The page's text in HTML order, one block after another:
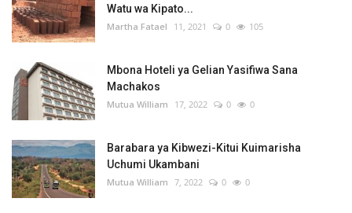
Watu wa Kipato...
Martha Fatael 11, 2021 0 105
Mbona Hoteli ya Gelian Yasifiwa Sana
Machakos
Mutua William 17, 2022 0 0
Barabara ya Kibwezi-Kitui Kuimarisha
Uchumi Ukambani
Mutua William 7, 2022 0 0